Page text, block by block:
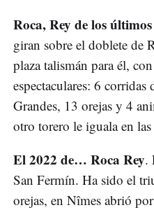
Roca, Rey de los
giran sobre el doblete de
plaza talismán para él,
espectaculares: 6 corridas
Grandes, 13 orejas y 4
otro torero le iguala en
El 2022 de… Roca Rey.
San Fermín. Ha sido el
orejas, en Nîmes abrió